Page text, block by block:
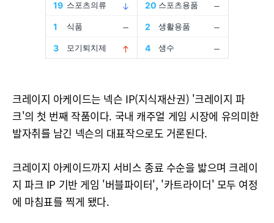
크레이지 아케이드는 넥슨 IP(지식재산권) '크레이지 파
크'의 첫 번째 작품이다. 국내 캐주얼 게임 시장에 유의미한
발자취를 남긴 넥슨의 대표작으로도 거론된다.
크레이지 아케이드까지 서비스 종료 수순을 밟으며 크레이
지 파크 IP 기반 게임 '버블파이터', '카트라이더' 모두 여정
에 마침표를 찍게 됐다.